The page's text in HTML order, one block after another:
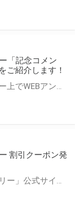
「記念コメン
ご紹介します！
とらのあなWEBオンリー上でWEBアンソロジーが作成できる「記念コメント」について、その使い方や作成手順を解説します！ 支援タイプを「サークル参加型」「サークル参加型・マルシェ(イベント会場)機能付き」でお申し込みいただいている主催者様はぜひご活用ください♪ とらのあなWEBオンリーサイトはこちら
割引クーポン発
「とらのあなWEBオンリー」公式サイトでとらのあな通販の「割引クーポン」を配布中！ イベントごとに開催当日限定で使える割引クーポンのシリアルコードを発行します。 とらのあなWEBオンリーのページをチェックして、イベント当日にお得にお買い物を楽しみましょう♪ ※本キャンペーンは予告なく終了する場合がございます。 とらのあなWEBオンリーサイトはこちら